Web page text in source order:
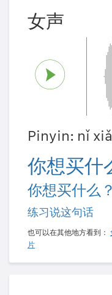
女声
Pinyin: nǐ
你想买什
你想买什么？
练习说这句话
也可以在其他地方看到：
片